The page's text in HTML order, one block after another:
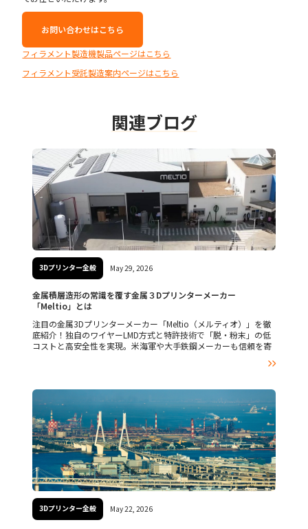
お問い合わせはこちら
フィラメント製造機製品ページはこちら
フィラメント受託製造案内ページはこちら
関連ブログ
3Dプリンター全般 May 29, 2026
金属積層造形の常識を覆す金属３Dプリンターメーカー
「Meltio」とは
注目の金属3Dプリンターメーカー「Meltio（メルティオ）」を徹
底紹介！独自のワイヤーLMD方式と特許技術で「脱・粉末」の低
コストと高安全性を実現。米海軍や大手鉄鋼メーカーも信頼を寄

3Dプリンター全般 May 22, 2026